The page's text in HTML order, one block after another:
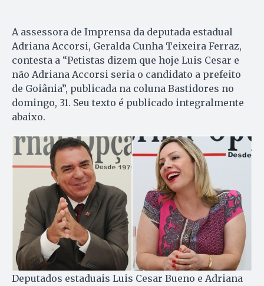
A assessora de Imprensa da deputada estadual
Adriana Accorsi, Geralda Cunha Teixeira Ferraz,
contesta a “Petistas dizem que hoje Luis Cesar e
não Adriana Accorsi seria o candidato a prefeito
de Goiânia”, publicada na coluna Bastidores no
domingo, 31. Seu texto é publicado integralmente
abaixo.
Deputados estaduais Luis Cesar Bueno e Adriana